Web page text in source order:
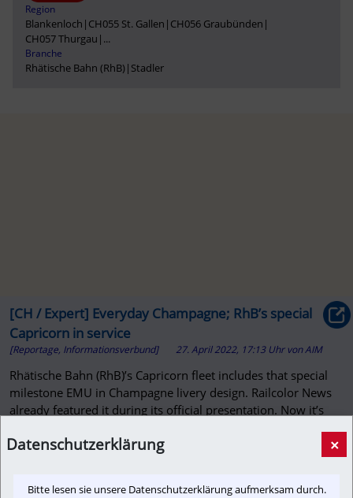
Region
Blankenloch | CH055 St. Gallen | CH056 Graubünden |
CH057 Thurgau | ...
Branche
Rhätische Bahn (RhB) | Stadler
[CH / Expert] Everyday Champagne; RhB’s special
Capricorn in service
[Reportage, Informationsverbund] 27. April 2022, 17:13 Uhr vonAIM
Rhätische Bahn (RhB)’s Capricorn fleet includes that special
milestone EMU in Champagne livery design. Railcolor News
already featured it during its official presentation. Now it’s
railcolornews.com
Datenschutzerklärung ×
Bitte lesen sie unsere Datenschutzerklärung aufmerksam durch.